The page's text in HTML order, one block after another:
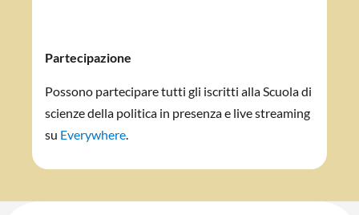
Partecipazione
Possono partecipare tutti gli iscritti alla Scuola di
scienze della politica in presenza e live streaming
su Everywhere